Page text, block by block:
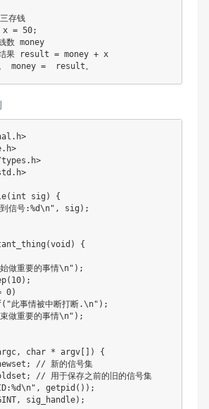
存钱
x = 50;
数 money
结果 result = money + x
sig) {
号:%d\n", sig);
{
重要的事情\n");
0)
被中断打断.\n");
重要的事情\n");
char * argv[]) {
// 新的信号集
// 用于保存之前的旧的信号集
getpid());
sig_handle);